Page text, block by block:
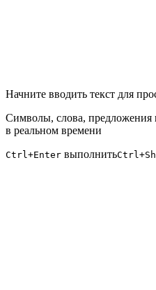
Начните вводить текст для
Символы, слова, предложения
в реальном времени
Ctrl+Enter выполнить